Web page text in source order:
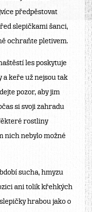
předpěstovat
slepičkami šanci,
ochraňte pletivem.
les poskytuje
a keře už nejsou tak
pozor, aby jim
si svoji zahradu
rostliny
nich nebylo možné
sucha, hmyzu
ani tolik křehkých
hrabou jako o